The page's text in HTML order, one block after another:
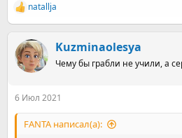
Р
е
к
ц
и
natallja
Kuzminaolesya
Чему бы грабли не учили, а
6 Июл 2021
FANTA написал(а):